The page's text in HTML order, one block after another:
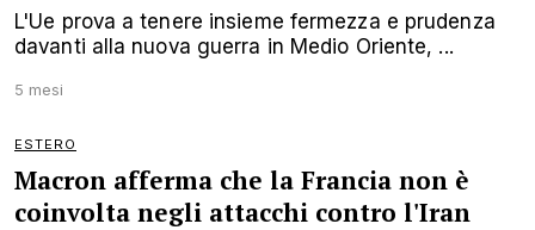
L'Ue prova a tenere insieme fermezza e prudenza
davanti alla nuova guerra in Medio Oriente, ...
5 mesi
ESTERO
Macron afferma che la Francia non è
coinvolta negli attacchi contro l'Iran